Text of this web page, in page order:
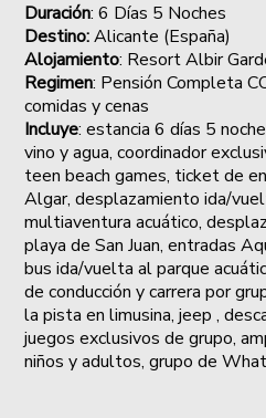
Duración: 6 Días 5 Noches
Destino:Alicante (España)
Alojamiento: Resort Albir
Regimen: Pensión Completa
comidas y cenas
Incluye: estancia 6 días 5
vino y agua, coordinador
teen beach games, ticket de
Algar, desplazamiento ida/
multiaventura acuático,
playa de San Juan, entradas
bus ida/vuelta al parque
de conducción y carrera por
la pista en limusina, jeep ,
juegos exclusivos de grupo,
niños y adultos, grupo de